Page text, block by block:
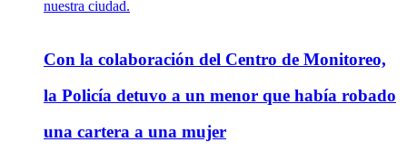
Con la colaboración del Centro de Monitoreo,
la Policía detuvo a un menor que había robado
una cartera a una mujer